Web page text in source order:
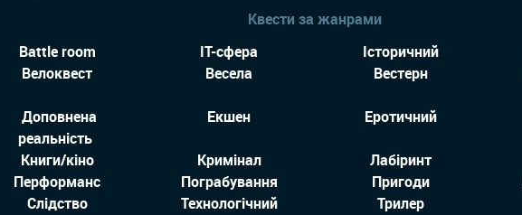
Квести за жанрами
Battle room IT-сфера Історичний
Велоквест Весела Вестерн
Доповнена
реальність
Екшен Еротичний
Книги/кіно Кримінал Лабіринт
Перформанс Пограбування Пригоди
Слідство Технологiчний Трилер